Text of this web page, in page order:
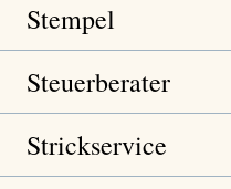
Stempel
Steuerberater
Strickservice